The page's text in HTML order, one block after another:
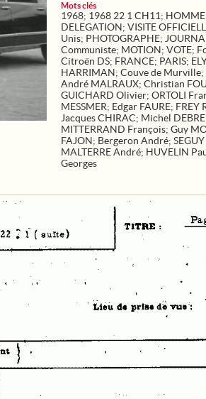
Mots clés
1968; 1968 22 1 CH11;
DELEGATION; VISITE
Unis; PHOTOGRAPHE;
Communiste; MOTION; VOTE;
Citroën DS; FRANCE; PARIS;
HARRIMAN; Couve de Murville;
André MALRAUX; Christian
GUICHARD Olivier; ORTOLI
MESSMER; Edgar FAURE; FREY
Jacques CHIRAC; Michel DEBRE
MITTERRAND François; Guy
FAJON; Bergeron André;
MALTERRE André; HUVELIN
Georges